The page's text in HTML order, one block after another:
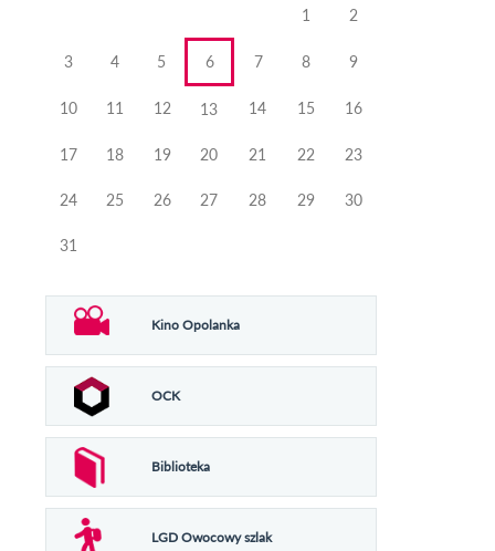
1 2
3 4 5 6 7 8 9
10 11 12 13 14 15 16
17 18 19 20 21 22 23
24 25 26 27 28 29 30
31
Kino Opolanka
OCK
Biblioteka
LGD Owocowy szlak